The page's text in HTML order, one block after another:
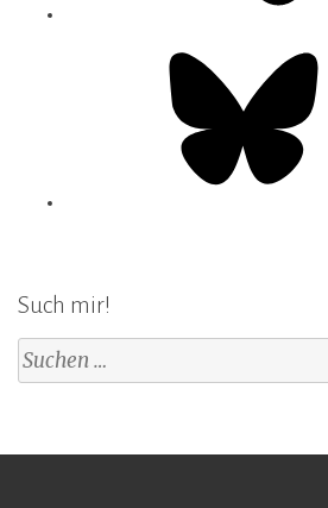
Such mir!
Suchen
nach: